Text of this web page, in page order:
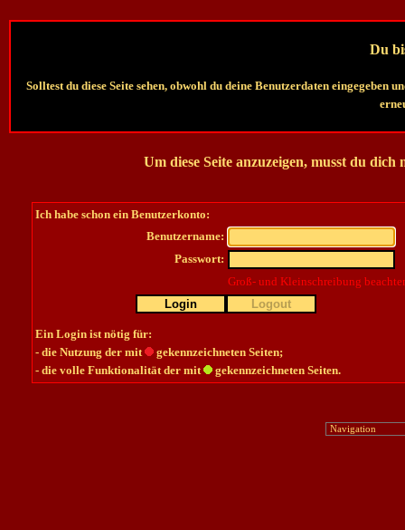
Du
Solltest du diese Seite sehen, obwohl du deine Benutzerdaten
Um diese Seite anzuzeigen, musst du
Ich habe schon ein Benutzerkonto:
Benutzername:
Passwort:
Groß- und Kleinschreibung
Login
Logout
Ein Login ist nötig für:
- die Nutzung der mit
gekennzeichneten Seiten;
- die volle Funktionalität der mit
gekennzeichneten Seiten.